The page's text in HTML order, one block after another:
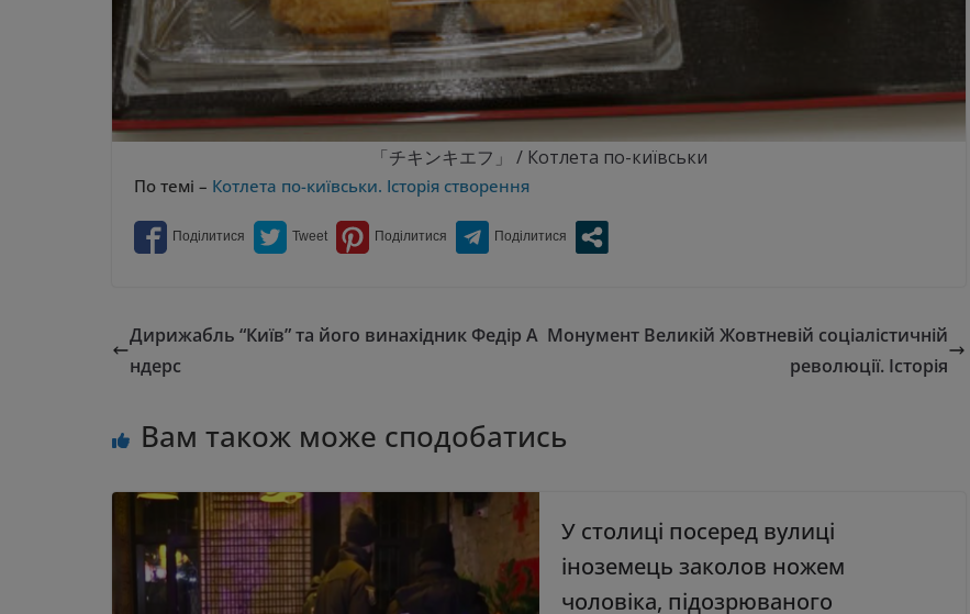
「チキンキエフ」 / Котлета по-київськи
По темі – Котлета по-київськи. Історія створення
Дирижабль “Київ” та його винахідник Федір А
ндерс
Монумент Великій Жовтневій соціалістичній
революції. Історія
Вам також може сподобатись
У столиці посеред вулиці
іноземець заколов ножем
чоловіка, підозрюваного